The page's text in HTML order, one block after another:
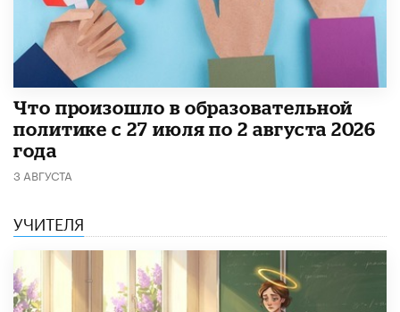
​Что произошло в образовательной
политике с 27 июля по 2 августа 2026
года
3 АВГУСТА
УЧИТЕЛЯ